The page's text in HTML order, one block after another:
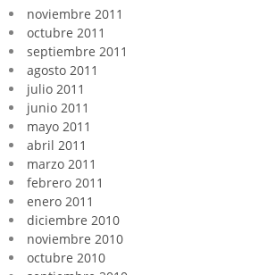
noviembre 2011
octubre 2011
septiembre 2011
agosto 2011
julio 2011
junio 2011
mayo 2011
abril 2011
marzo 2011
febrero 2011
enero 2011
diciembre 2010
noviembre 2010
octubre 2010